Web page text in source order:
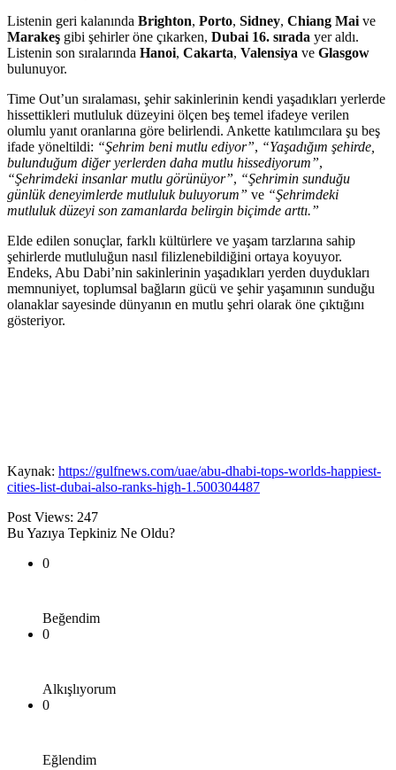
Listenin geri kalanında Brighton, Porto, Sidney, Chiang Mai ve
Marakeş gibi şehirler öne çıkarken, Dubai 16. sırada yer aldı.
Listenin son sıralarında Hanoi, Cakarta, Valensiya ve Glasgow
bulunuyor.
Time Out’un sıralaması, şehir sakinlerinin kendi yaşadıkları yerlerde
hissettikleri mutluluk düzeyini ölçen beş temel ifadeye verilen
olumlu yanıt oranlarına göre belirlendi. Ankette katılımcılara şu beş
ifade yöneltildi: “Şehrim beni mutlu ediyor”, “Yaşadığım şehirde,
bulunduğum diğer yerlerden daha mutlu hissediyorum”,
“Şehrimdeki insanlar mutlu görünüyor”, “Şehrimin sunduğu
günlük deneyimlerde mutluluk buluyorum” ve “Şehrimdeki
mutluluk düzeyi son zamanlarda belirgin biçimde arttı.”
Elde edilen sonuçlar, farklı kültürlere ve yaşam tarzlarına sahip
şehirlerde mutluluğun nasıl filizlenebildiğini ortaya koyuyor.
Endeks, Abu Dabi’nin sakinlerinin yaşadıkları yerden duydukları
memnuniyet, toplumsal bağların gücü ve şehir yaşamının sunduğu
olanaklar sayesinde dünyanın en mutlu şehri olarak öne çıktığını
gösteriyor.
Kaynak: https://gulfnews.com/uae/abu-dhabi-tops-worlds-happiest-
cities-list-dubai-also-ranks-high-1.500304487
Post Views: 247
Bu Yazıya Tepkiniz Ne Oldu?
0
Beğendim
0
Alkışlıyorum
0
Eğlendim